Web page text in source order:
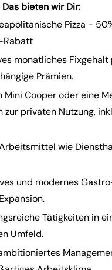
bieten wir Dir:
Pizza -
monatliches Fixgehalt
Prämien.
Mini Cooper oder eine
zur privaten Nutzung,
wie
und modernes
Tätigkeiten in
Umfeld.